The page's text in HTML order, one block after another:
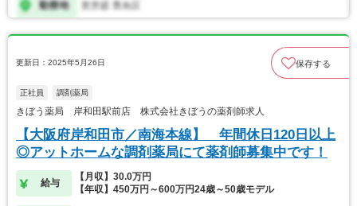
更新日：2025年5月26日 保存する
正社員 調剤薬局
きぼう薬局 岸和田駅前店 株式会社きぼうの薬剤師求人
【大阪府岸和田市／南海本線】 年間休日120日以上
◎アットホームな調剤薬局にて薬剤師募集中です！
給与
【月収】30.0万円
【年収】450万円～600万円24歳～50歳モデル